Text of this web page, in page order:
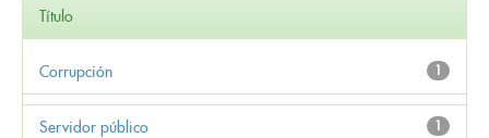
Título
1
Corrupción
1
Servidor público